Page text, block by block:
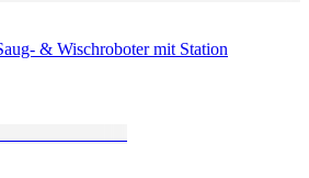
& Wischroboter mit Station